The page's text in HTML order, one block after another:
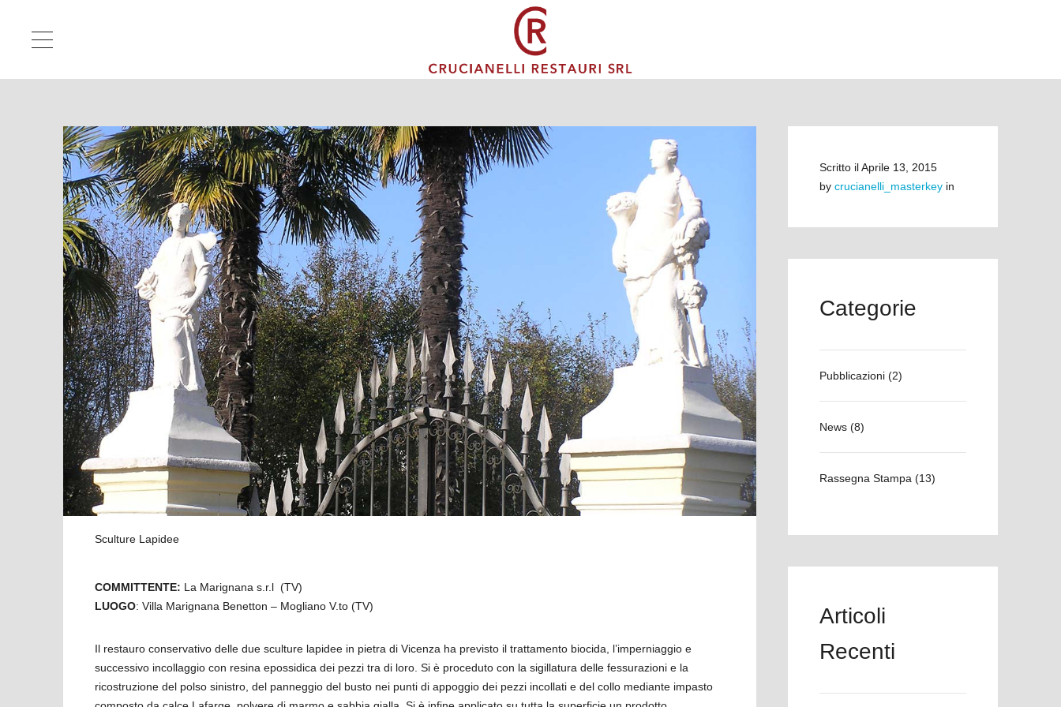
Sculture Lapidee
COMMITTENTE: La Marignana s.r.l (TV)
LUOGO: Villa Marignana Benetton – Mogliano V.to (TV)
Il restauro conservativo delle due sculture lapidee in pietra di Vicenza ha previsto il trattamento biocida, l’imperniaggio e
successivo incollaggio con resina epossidica dei pezzi tra di loro. Si è proceduto con la sigillatura delle fessurazioni e la
ricostruzione del polso sinistro, del panneggio del busto nei punti di appoggio dei pezzi incollati e del collo mediante impasto
Scritto ilAprile 13, 2015
by crucianelli_masterkey in
Categorie
Pubblicazioni (2)
News (8)
Rassegna Stampa (13)
Articoli
Recenti